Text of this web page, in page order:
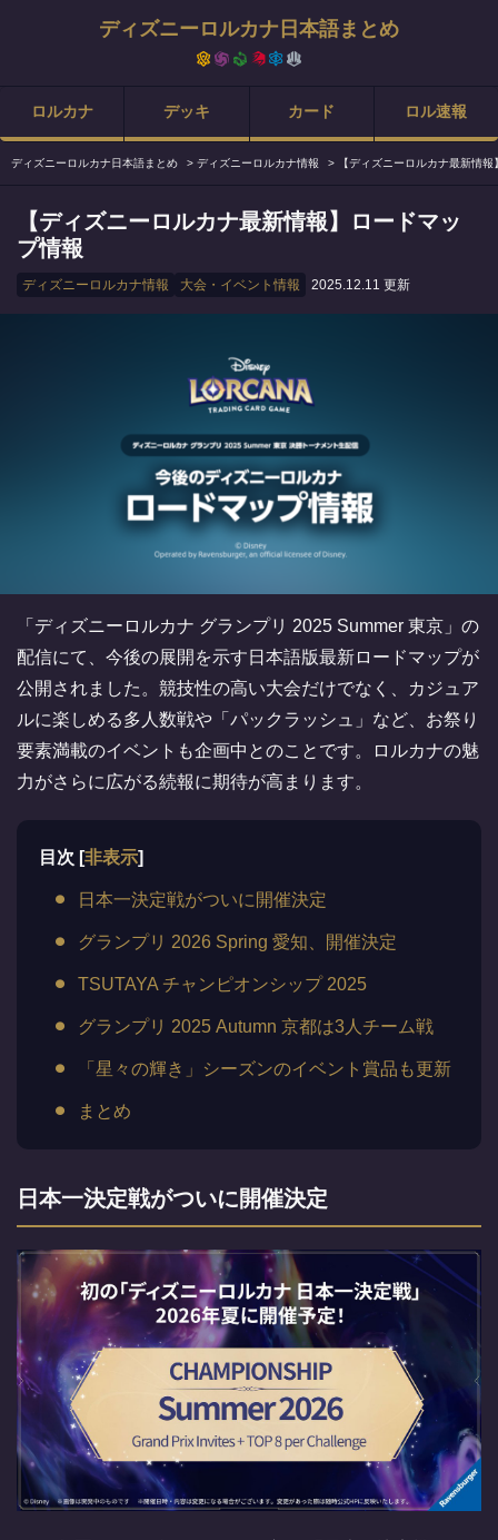
ディズニーロルカナ日本語まとめ
ロルカナ デッキ カード ロル速報
ディズニーロルカナ日本語まとめ > ディズニーロルカナ情報 > 【ディズニーロルカナ最新情
【ディズニーロルカナ最新情報】ロードマッ
プ情報
ディズニーロルカナ情報 大会・イベント情報 2025.12.11 更新
「ディズニーロルカナ グランプリ 2025 Summer 東京」の
配信にて、今後の展開を示す日本語版最新ロードマップが
公開されました。競技性の高い大会だけでなく、カジュア
ルに楽しめる多人数戦や「パックラッシュ」など、お祭り
要素満載のイベントも企画中とのことです。ロルカナの魅
力がさらに広がる続報に期待が高まります。
目次 [非表示]
日本一決定戦がついに開催決定
グランプリ 2026 Spring 愛知、開催決定
TSUTAYA チャンピオンシップ 2025
グランプリ 2025 Autumn 京都は3人チーム戦
「星々の輝き」シーズンのイベント賞品も更新
まとめ
日本一決定戦がついに開催決定